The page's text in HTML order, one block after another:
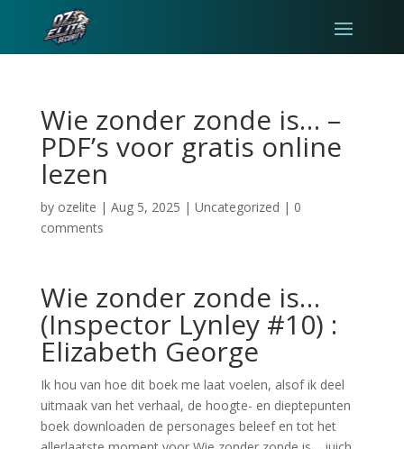
Wie zonder zonde is… –
PDF’s voor gratis online
lezen
by ozelite | Aug 5, 2025 | Uncategorized | 0
comments
Wie zonder zonde is…
(Inspector Lynley #10) :
Elizabeth George
Ik hou van hoe dit boek me laat voelen, alsof ik deel
uitmaak van het verhaal, de hoogte- en dieptepunten
boek downloaden de personages beleef en tot het